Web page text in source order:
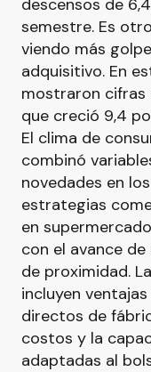
descensos de
semestre. Es
viendo más
adquisitivo. En
mostraron cifras
que creció 9,4
El clima de
combinó
novedades en
estrategias
en
con el avance
de proximidad.
incluyen
directos de
costos y la
adaptadas al